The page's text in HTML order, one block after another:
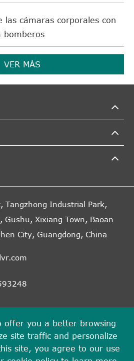
las cámaras corporales con
bomberos
VER MÁS
Tangzhong Industrial Park,
Gushu, Xixiang Town, Baoan
City, Guangdong, China
DE AUTOR©
LimitedTodos los
reservados.
offer you a better browsing
site traffic and personalize
site, you agree to our use